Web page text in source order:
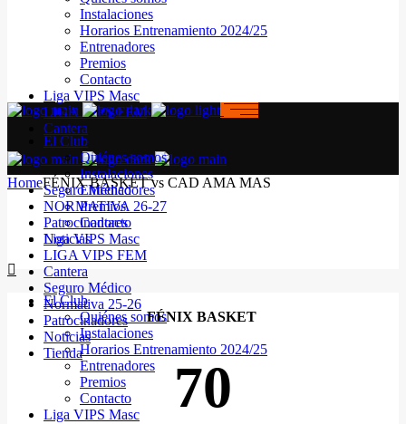
Instalaciones
Horarios Entrenamiento 2024/25
Entrenadores
Premios
Contacto
Liga VIPS Masc
LIGA VIPS FEM
Cantera
Seguro Médico
NORMATIVA 26-27
Patrocinadores
Noticias
El Club
Quiénes somos
Instalaciones
Horarios Entrenamiento 2024/25
Entrenadores
Premios
Contacto
Liga VIPS Masc
El Club
Quiénes somos
Instalaciones
Entrenadores
Premios
Contacto
Liga VIPS Masc
LIGA VIPS FEM
Cantera
Seguro Médico
Normativa 25-26
Patrocinadores
Noticias
Tienda
HomeFÉNIX BASKET vs CAD AMA MAS
FÉNIX BASKET
70